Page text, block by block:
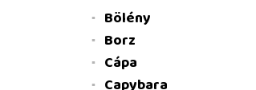
Bölény
Borz
Cápa
Capybara